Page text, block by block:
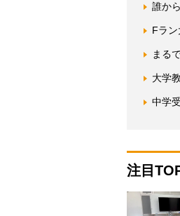
誰か
Fラ
まる
大学
中学
注目